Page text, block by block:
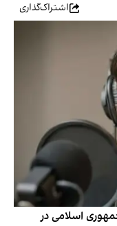
اشتراک‌گذاری
اسلامی در